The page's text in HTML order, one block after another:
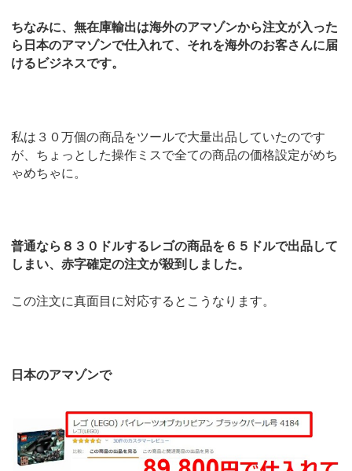
ちなみに、無在庫輸出は海外のアマゾンから注文が入った
ら日本のアマゾンで仕入れて、それを海外のお客さんに届
けるビジネスです。
私は３０万個の商品をツールで大量出品していたのです
が、ちょっとした操作ミスで全ての商品の価格設定がめち
ゃめちゃに。
普通なら８３０ドルするレゴの商品を６５ドルで出品して
しまい、赤字確定の注文が殺到しました。
この注文に真面目に対応するとこうなります。
日本のアマゾンで